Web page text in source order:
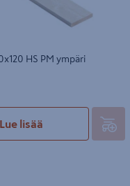
HS PM ympäri
Lue lisää